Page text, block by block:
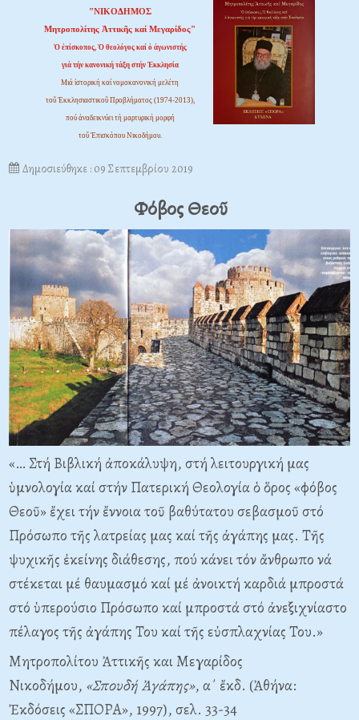
"ΝΙΚΟΔΗΜΟΣ
Μητροπολίτης Ἀττικῆς καί Μεγαρίδος"
Ὁ ἐπίσκοπος, Ὁ θεολόγος καί ὁ ἀγωνιστής
γιά τήν κανονική τάξη στήν Ἐκκλησία
Μιά ἱστορική καί νομοκανονική μελέτη
τοῦ Ἐκκλησιαστικοῦ Προβλήματος (1974-2013),
πού ἀναδεικνύει τή μαρτυρική μορφή
τοῦ Ἐπισκόπου Νικοδήμου.
Δημοσιεύθηκε : 09 Σεπτεμβρίου 2019
Φόβος Θεοῦ
«… Στή Βιβλική ἀποκάλυψη, στή λειτουργική μας
ὑμνολογία καί στήν Πατερική Θεολογία ὁ ὅρος «φόβος
Θεοῦ» ἔχει τήν ἔννοια τοῦ βαθύτατου σεβασμοῦ στό
Πρόσωπο τῆς λατρείας μας καί τῆς ἀγάπης μας. Τῆς
ψυχικῆς ἐκείνης διάθεσης, πού κάνει τόν ἄνθρωπο νά
στέκεται μέ θαυμασμό καί μέ ἀνοικτή καρδιά μπροστά
στό ὑπερούσιο Πρόσωπο καί μπροστά στό ἀνεξιχνίαστο
πέλαγος τῆς ἀγάπης Του καί τῆς εὐσπλαχνίας Του.»
Μητροπολίτου Ἀττικῆς και Μεγαρίδος
Νικοδήμου, «Σπουδή Ἀγάπης», α΄ ἔκδ. (Ἀθήνα:
Ἐκδόσεις «ΣΠΟΡΑ», 1997), σελ. 33-34